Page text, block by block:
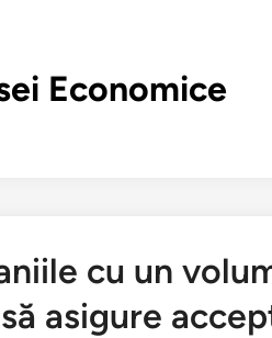
Economice
cu un
asigure